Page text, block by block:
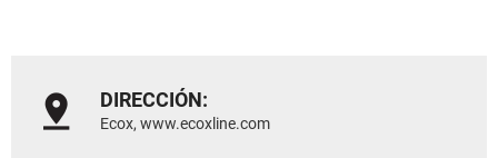
DIRECCIÓN:
Ecox, www.ecoxline.com